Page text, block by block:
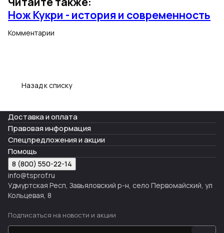
Нож Кукри - история и современность
Комментарии
Назад к списку
Доставка и оплата
Правовая информация
Спецпредложения и акции
Помощь
8 (800) 550-22-14
info@tsprof.ru
Удмуртская Респ, Завьяловский р-н, село Первомайский, ул
Кольцевая, 8
Подписаться на новости и акции